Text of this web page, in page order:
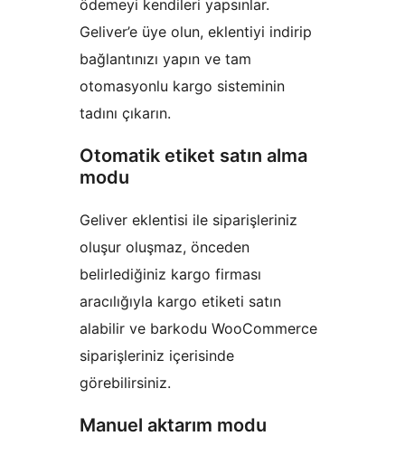
ödemeyi kendileri yapsınlar.
Geliver’e üye olun, eklentiyi indirip
bağlantınızı yapın ve tam
otomasyonlu kargo sisteminin
tadını çıkarın.
Otomatik etiket satın alma
modu
Geliver eklentisi ile siparişleriniz
oluşur oluşmaz, önceden
belirlediğiniz kargo firması
aracılığıyla kargo etiketi satın
alabilir ve barkodu WooCommerce
siparişleriniz içerisinde
görebilirsiniz.
Manuel aktarım modu